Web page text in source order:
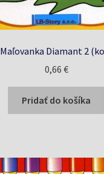
Maľovanka Diamant 2
0,66 €
Pridať do košíka